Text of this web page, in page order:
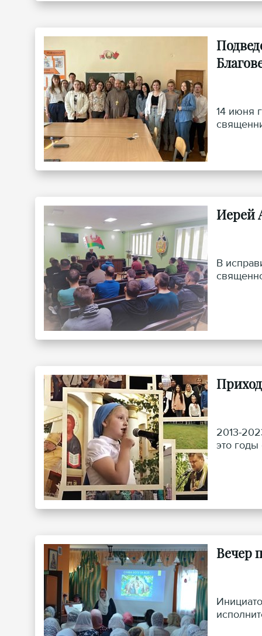
14 июня
Иерей
В
2013-
это годы
Вечер